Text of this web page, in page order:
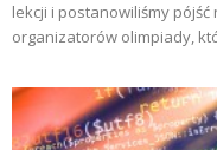
lekcji i postanowiliśmy
organizatorów olimpiady,